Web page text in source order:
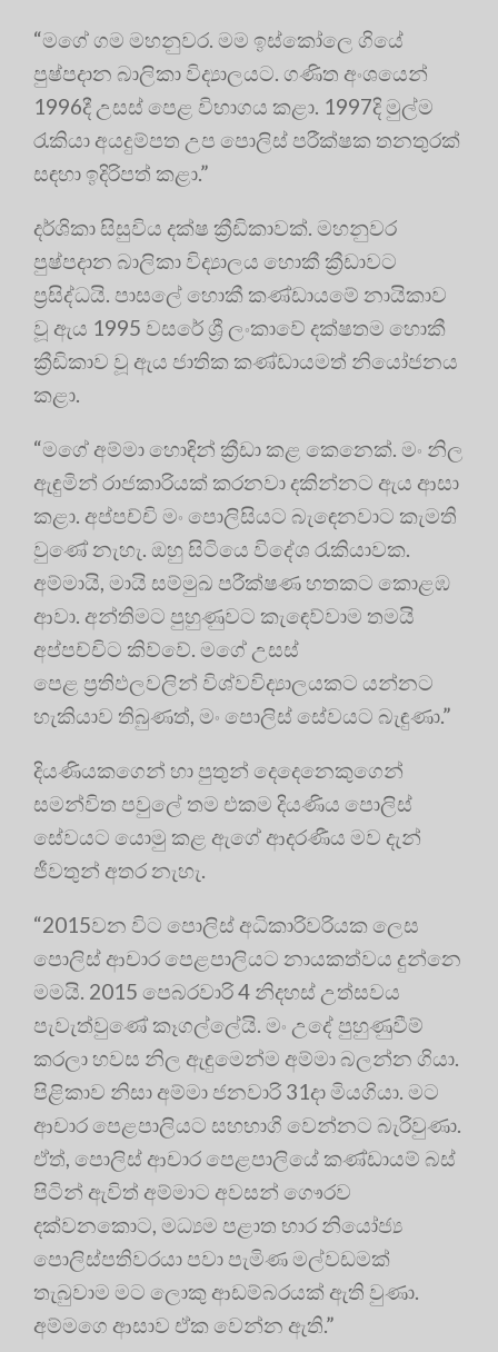
“මගේ ගම මහනුවර. මම ඉස්කෝලෙ ගියේ
පුෂ්පදාන බාලිකා විද්‍යාලයට. ගණිත අංශයෙන්
1996දී උසස් පෙළ විභාගය කළා. 1997දි මුල්ම
රැකියා අයදුම්පත උප පොලිස් පරීක්ෂක තනතුරක්
සඳහා ඉදිරිපත් කළා.”
දර්ශිකා සිසුවිය දක්ෂ ක්‍රීඩිකාවක්. මහනුවර
පුෂ්පදාන බාලිකා විද්‍යාලය හොකී ක්‍රීඩාවට
ප්‍රසිද්ධයි. පාසලේ හොකී කණ්ඩායමේ නායිකාව
වූ ඇය 1995 වසරේ ශ්‍රී ලංකාවේ දක්ෂතම හොකී
ක්‍රීඩිකාව වූ ඇය ජාතික කණ්ඩායමත් නියෝජනය
කළා.
“මගේ අම්මා හොඳින් ක්‍රීඩා කළ කෙනෙක්. මං නිල
ඇඳුමින් රාජකාරියක් කරනවා දකින්නට ඇය ආසා
කළා. අප්පච්චි මං පොලිසියට බැඳෙනවාට කැමති
වුණේ නැහැ. ඔහු සිටියෙ විදේශ රැකියාවක.
අම්මායි, මායි සම්මුඛ පරීක්ෂණ හතකට කොළඹ
ආවා. අන්තිමට පුහුණුවට කැඳෙව්වාම තමයි
අප්පච්චිට කිව්වේ. මගේ උසස්
පෙළ ප්‍රතිඵලවලින් විශ්වවිද්‍යාලයකට යන්නට
හැකියාව තිබුණත්, මං පොලිස් සේවයට බැඳුණා.”
දියණියකගෙන් හා පුතුන් දෙදෙනෙකුගෙන්
සමන්විත පවුලේ තම එකම දියණිය පොලිස්
සේවයට යොමු කළ ඇගේ ආදරණීය මව දැන්
ජීවතුන් අතර නැහැ.
“2015වන විට පොලිස් අධිකාරිවරියක ලෙස
පොලිස් ආචාර පෙළපාලියට නායකත්වය දුන්නෙ
මමයි. 2015 පෙබරවාරි 4 නිදහස් උත්සවය
පැවැත්වුණේ කෑගල්ලේයි. මං උදේ පුහුණුවීම්
කරලා හවස නිල ඇඳුමෙන්ම අම්මා බලන්න ගියා.
පිළිකාව නිසා අම්මා ජනවාරි 31දා මියගියා. මට
ආචාර පෙළපාලියට සහභාගි වෙන්නට බැරිවුණා.
ඒත්, පොලිස් ආචාර පෙළපාලියේ කණ්ඩායම් බස්
පිටින් ඇවිත් අම්මාට අවසන් ගෞරව
දක්වනකොට, මධ්‍යම පළාත භාර නියෝජ්‍ය
පොලිස්පතිවරයා පවා පැමිණ මල්වඩමක්
තැබුවාම මට ලොකු ආඩම්බරයක් ඇති වුණා.
අම්මගෙ ආසාව ඒක වෙන්න ඇති.”